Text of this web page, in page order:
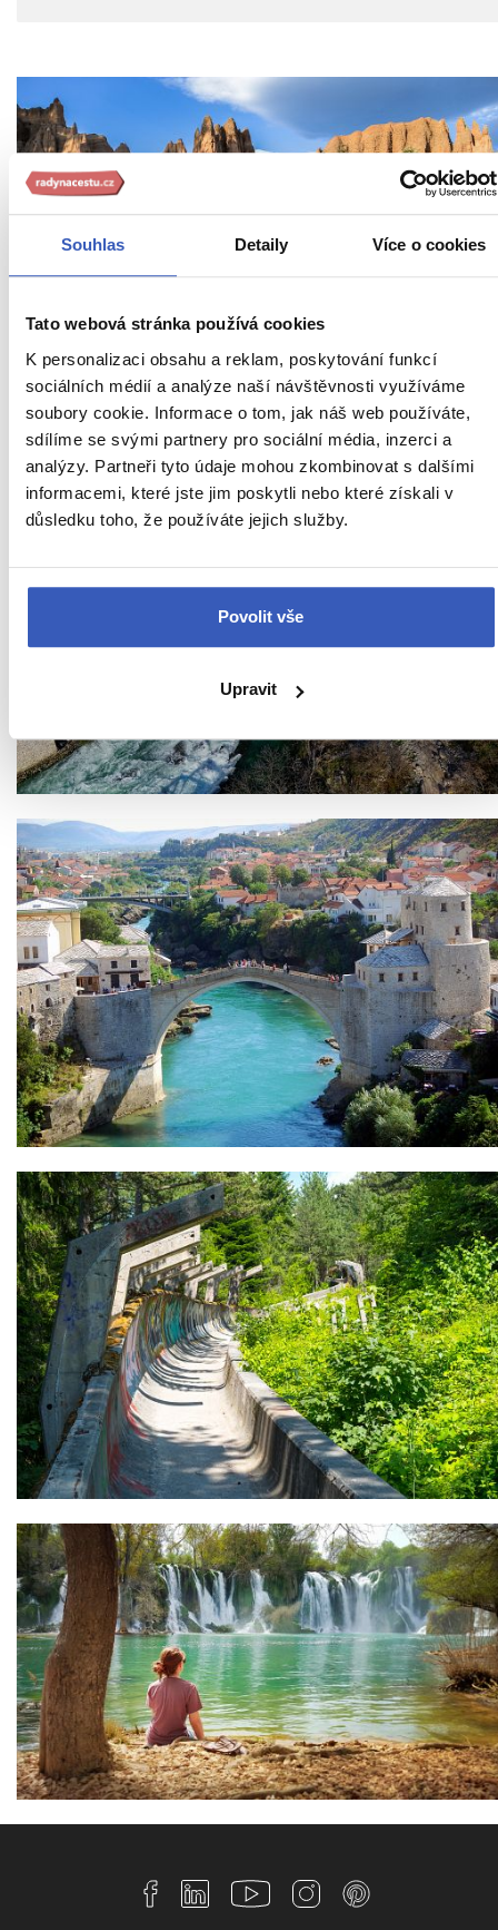
Souhlas Detaily Více o cookies
Tato webová stránka používá cookies
K personalizaci obsahu a reklam, poskytování funkcí
sociálních médií a analýze naší návštěvnosti využíváme
soubory cookie. Informace o tom, jak náš web používáte,
sdílíme se svými partnery pro sociální média, inzerci a
analýzy. Partneři tyto údaje mohou zkombinovat s dalšími
informacemi, které jste jim poskytli nebo které získali v
důsledku toho, že používáte jejich služby.
Povolit vše
Upravit